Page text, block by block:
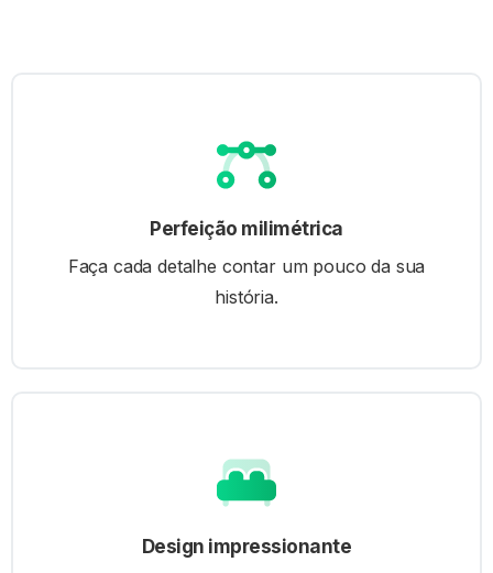
Perfeição milimétrica
Faça cada detalhe contar um pouco da sua
história.
Design impressionante